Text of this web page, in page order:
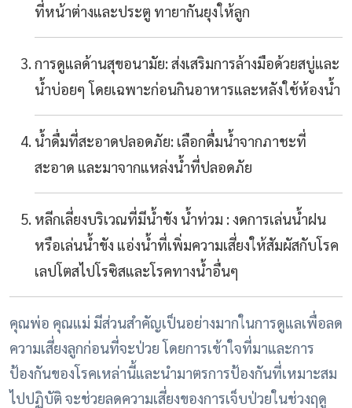
ที่หน้าต่างและประตู ทายากันยุงให้ลูก
การดูแลด้านสุขอนามัย: ส่งเสริมการล้างมือด้วยสบู่และ
น้ำบ่อยๆ โดยเฉพาะก่อนกินอาหารและหลังใช้ห้องน้ำ
น้ำดื่มที่สะอาดปลอดภัย: เลือกดื่มน้ำจากภาชะที่
สะอาด และมาจากแหล่งน้ำที่ปลอดภัย
หลีกเลี่ยงบริเวณที่มีน้ำขัง น้ำท่วม : งดการเล่นน้ำฝน
หรือเล่นน้ำขัง แอ่งน้ำที่เพิ่มความเสี่ยงให้สัมผัสกับโรค
เลปโตสไปโรซิสและโรคทางน้ำอื่นๆ
คุณพ่อ คุณแม่ มีส่วนสำคัญเป็นอย่างมากในการดูแลเพื่อลด
ความเสี่ยงลูกก่อนที่จะป่วย โดยการเข้าใจที่มาและการ
ป้องกันของโรคเหล่านี้และนำมาตรการป้องกันที่เหมาะสม
ไปปฏิบัติ จะช่วยลดความเสี่ยงของการเจ็บป่วยในช่วงฤดู